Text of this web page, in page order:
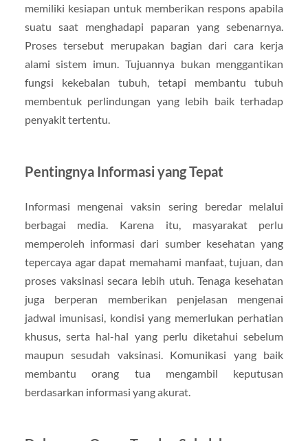
memiliki kesiapan untuk memberikan respons apabila
suatu saat menghadapi paparan yang sebenarnya.
Proses tersebut merupakan bagian dari cara kerja
alami sistem imun. Tujuannya bukan menggantikan
fungsi kekebalan tubuh, tetapi membantu tubuh
membentuk perlindungan yang lebih baik terhadap
penyakit tertentu.
Pentingnya Informasi yang Tepat
Informasi mengenai vaksin sering beredar melalui
berbagai media. Karena itu, masyarakat perlu
memperoleh informasi dari sumber kesehatan yang
tepercaya agar dapat memahami manfaat, tujuan, dan
proses vaksinasi secara lebih utuh. Tenaga kesehatan
juga berperan memberikan penjelasan mengenai
jadwal imunisasi, kondisi yang memerlukan perhatian
khusus, serta hal-hal yang perlu diketahui sebelum
maupun sesudah vaksinasi. Komunikasi yang baik
membantu orang tua mengambil keputusan
berdasarkan informasi yang akurat.